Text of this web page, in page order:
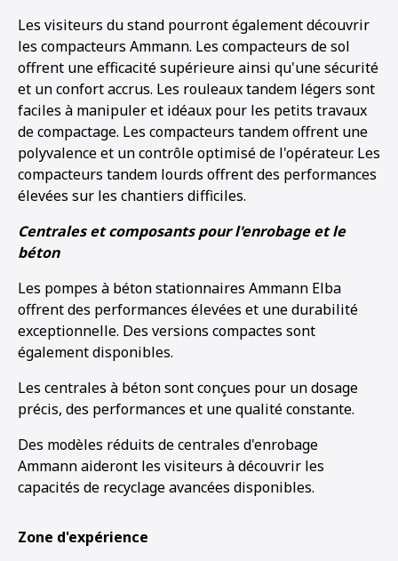
Les visiteurs du stand pourront également découvrir
les compacteurs Ammann. Les compacteurs de sol
offrent une efficacité supérieure ainsi qu'une sécurité
et un confort accrus. Les rouleaux tandem légers sont
faciles à manipuler et idéaux pour les petits travaux
de compactage. Les compacteurs tandem offrent une
polyvalence et un contrôle optimisé de l'opérateur. Les
compacteurs tandem lourds offrent des performances
élevées sur les chantiers difficiles.
Centrales et composants pour l'enrobage et le
béton
Les pompes à béton stationnaires Ammann Elba
offrent des performances élevées et une durabilité
exceptionnelle. Des versions compactes sont
également disponibles.
Les centrales à béton sont conçues pour un dosage
précis, des performances et une qualité constante.
Des modèles réduits de centrales d'enrobage
Ammann aideront les visiteurs à découvrir les
capacités de recyclage avancées disponibles.
Zone d'expérience